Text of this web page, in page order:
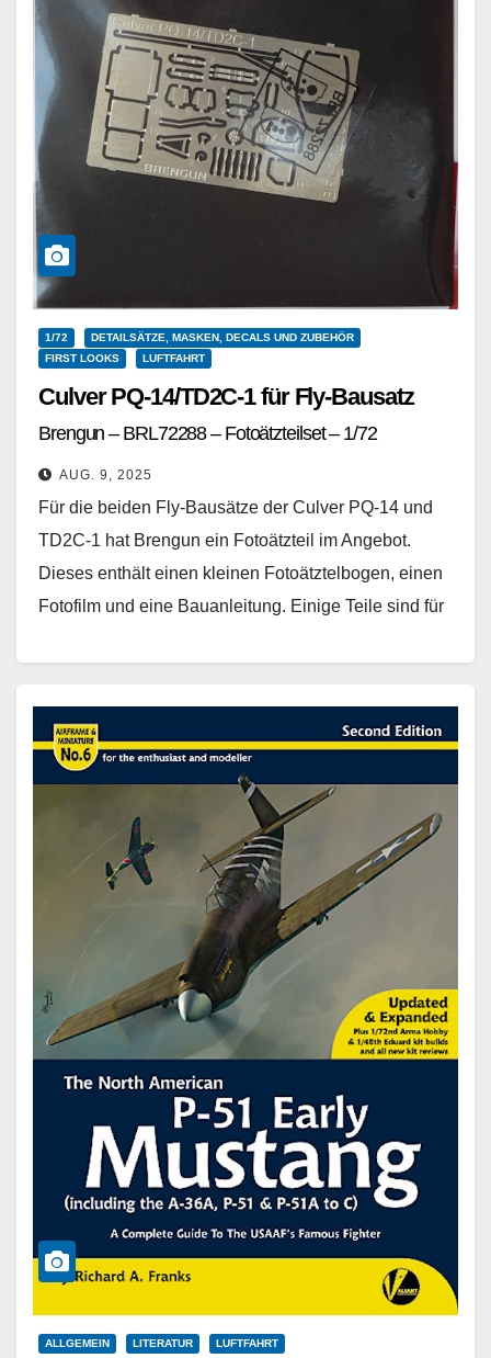
1/72
DETAILSÄTZE, MASKEN, DECALS UND ZUBEHÖR
FIRST LOOKS
LUFTFAHRT
Culver PQ-14/TD2C-1 für Fly-Bausatz
Brengun – BRL72288 – Fotoätzteilset – 1/72
AUG. 9, 2025
Für die beiden Fly-Bausätze der Culver PQ-14 und
TD2C-1 hat Brengun ein Fotoätzteil im Angebot.
Dieses enthält einen kleinen Fotoätztelbogen, einen
Fotofilm und eine Bauanleitung. Einige Teile sind für
ALLGEMEIN LITERATUR LUFTFAHRT